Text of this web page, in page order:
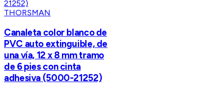
THORSMAN
Canaleta color blanco de
PVC auto extinguible, de
una vía, 12 x 8 mm tramo
de 6 pies con cinta
adhesiva (5000-21252)